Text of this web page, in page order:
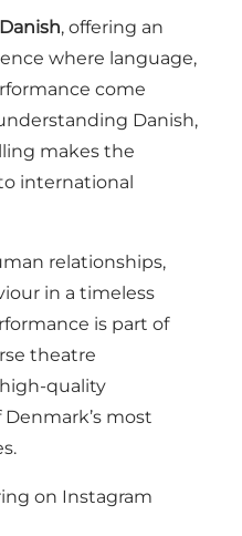
, offering an
where language,
come
Danish,
makes the
international
relationships,
in a timeless
is part of
theatre
quality
most
on Instagram